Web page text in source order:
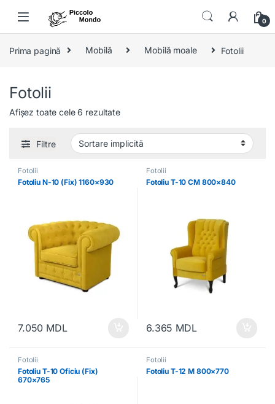
0
Prima pagină Mobilă Mobilă moale Fotolii
Fotolii
Afișez toate cele 6 rezultate
Filtre
Fotolii
Fotoliu N-10 (Fix) 1160×930
7.050 MDL
Fotolii
Fotoliu T-10 CM 800×840
6.365 MDL
Fotolii
Fotoliu T-10 Oficiu (Fix)
670×765
Fotolii
Fotoliu T-12 M 800×770